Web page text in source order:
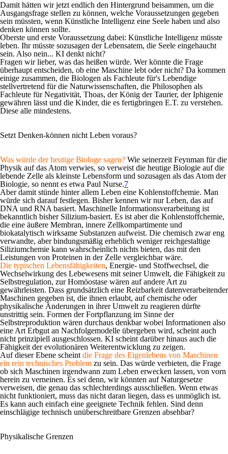
Damit hätten wir jetzt endlich den Hintergrund beisammen, um die
Ausgangsfrage stellen zu können, welche Voraussetzungen gegeben
sein müssten, wenn Künstliche Intelligenz eine Seele haben und also
denken können sollte.
Oberste und erste Voraussetzung dabei: Künstliche Intelligenz müsste
leben. Ihr müsste sozusagen der Lebensatem, die Seele eingehaucht
sein. Also nein... KI denkt nicht?
Fragen wir lieber, was das heißen würde. Wer könnte die Frage
überhaupt entscheiden, ob eine Maschine lebt oder nicht? Da kommen
einige zusammen, die Biologen als Fachleute für's Lebendige
stellvertretend für die Naturwissenschaften, die Philosophen als
Fachleute für Negativität, Thoas, der König der Taurier, der Iphigenie
gewähren lässt und die Kinder, die es fertigbringen E.T. zu verstehen.
Diese alle mindestens.
Setzt Denken-können nicht Leben voraus?
Was würde der heutige Biologe sagen? Wie seinerzeit Feynman für die
Physik auf das Atom verwies, so verweist die heutige Biologie auf die
lebende Zelle als kleinste Lebensform und sozusagen als das Atom der
Biologie, so nennt es etwa Paul Nurse.7
Aber damit stünde hinter allem Leben eine Kohlenstoffchemie. Man
würde sich darauf festlegen. Bisher kennen wir nur Leben, das auf
DNA und RNA basiert. Maschinelle Informationsverarbeitung ist
bekanntlich bisher Silizium-basiert. Es ist aber die Kohlenstoff­chemie,
die eine äußere Membran, innere Zellkompartimente und
biokatalytisch wirksame Substanzen aufweist. Die chemisch zwar eng
verwandte, aber bindungsmäßig erheblich weniger reichgestaltige
Siliziumchemie kann wahrscheinlich nichts bieten, das mit den
Leistungen von Proteinen in der Zelle vergleichbar wäre.
Die typischen Lebensfähigkeiten, Energie- und Stoffwechsel, die
Wechselwirkung des Lebewesens mit seiner Umwelt, die Fähigkeit zu
Selbstregulation, zur Homöostase wären auf andere Art zu
gewährleisten. Dass grundsätzlich eine Reizbarkeit datenverarbeitender
Maschinen gegeben ist, die ihnen erlaubt, auf chemische oder
physikalische Änderungen in ihrer Umwelt zu reagieren dürfte
unstrittig sein. Formen der Fortpflanzung im Sinne der
Selbstreproduktion wären durchaus denkbar wobei Informationen also
eine Art Erbgut an Nachfolgemodelle übergeben wird, scheint auch
nicht prinzipiell ausgeschlossen. KI scheint darüber hinaus auch die
Fähigkeit der evolutionären Weiterentwicklung zu zeigen.
Auf dieser Ebene scheint die Frage des Eigenlebens von Maschinen
ein rein technisches Problem zu sein. Das würde verbieten, die Frage
ob sich Maschinen irgendwann zum Leben erwecken lassen, von vorn
herein zu verneinen. Es sei denn, wir könnten auf Naturgesetze
verweisen, die genau das schlechterdings ausschließen. Wenn etwas
nicht funktioniert, muss das nicht daran liegen, dass es unmöglich ist.
Es kann auch einfach eine geeignete Technik fehlen. Sind denn
einschlägige technisch unüberschreitbare Grenzen absehbar?
Physikalische Grenzen